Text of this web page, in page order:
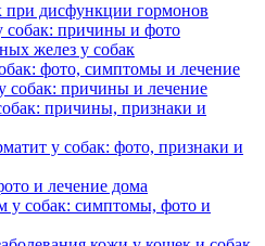
при дисфункции гормонов
собак: причины и фото
желез у собак
фото, симптомы и лечение
собак: причины и лечение
причины, признаки и
у собак: фото, признаки и
и лечение дома
у собак: симптомы, фото и